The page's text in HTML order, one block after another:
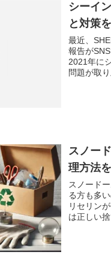
シーイ
と対策
最近、
報告がSNSで話題に
2021年に
問題が取り上げられて
スノー
理方法
スノード
る方も多いのではな
リセリン
は正しい捨て方